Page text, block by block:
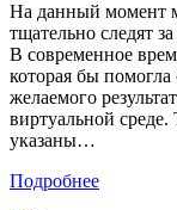
На данный момент
тщательно следят
В современное
которая бы помогла
желаемого
виртуальной
указаны…
Подробнее